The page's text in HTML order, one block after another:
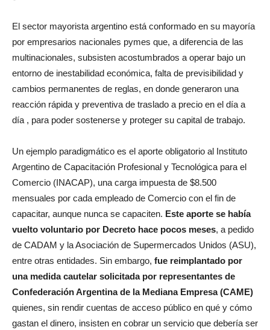
por empresarios nacionales pymes que, a diferencia de las
multinacionales, subsisten acostumbrados a operar bajo un
entorno de inestabilidad económica, falta de previsibilidad y
cambios permanentes de reglas, en donde generaron una
reacción rápida y preventiva de traslado a precio en el día a
día , para poder sostenerse y proteger su capital de trabajo.
Argentino de Capacitación Profesional y Tecnológica para el
Comercio (INACAP), una carga impuesta de $8.500
mensuales por cada empleado de Comercio con el fin de
capacitar, aunque nunca se capaciten.Este aporte se había
vuelto voluntario por Decreto hace pocos meses , a pedido
de CADAM y la Asociación de Supermercados Unidos (ASU),
entre otras entidades. Sin embargo,fue reimplantado por
una medida cautelar solicitada por representantes de
Confederación Argentina de la Mediana Empresa (CAME)
quienes, sin rendir cuentas de acceso público en qué y cómo
gastan el dinero, insisten en cobrar un servicio que debería ser
voluntario y no obligatorio.